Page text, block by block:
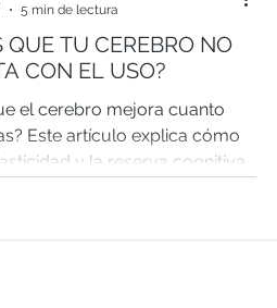
QUE TU CEREBRO NO
CON EL USO?
el cerebro mejora cuanto
Este artículo explica cómo
y la reserva cognitiva
prácticos para
mente activa, aprender toda
5 min de lectura